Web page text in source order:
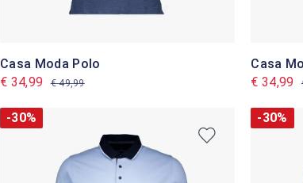
Casa Moda Polo
€ 34,99
€ 49,99
Casa
€ 34,99
-30% -30%